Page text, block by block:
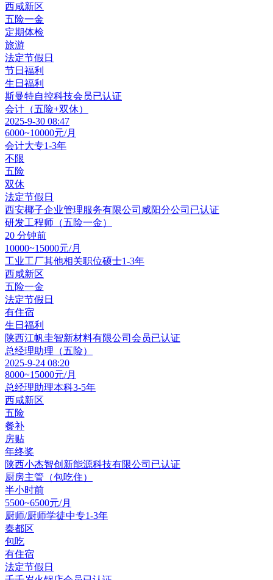
西咸新区
五险一金
定期体检
旅游
法定节假日
节日福利
生日福利
斯曼特自控科技会员已认证
会计（五险+双休）
2025-9-30 08:47
6000~10000元/月
会计大专1-3年
不限
五险
双休
法定节假日
西安椰子企业管理服务有限公司咸阳分公司 已认证
研发工程师（五险一金）
20 分钟前
10000~15000元/月
工业工厂其他相关职位硕士1-3年
西咸新区
五险一金
法定节假日
有住宿
生日福利
陕西江帆圭智新材料有限公司 会员已认证
总经理助理（五险）
2025-9-24 08:20
8000~15000元/月
总经理助理本科3-5年
西咸新区
五险
餐补
房贴
年终奖
陕西小杰智创新能源科技有限公司 已认证
厨房主管（包吃住）
半小时前
5500~6500元/月
厨师/厨师学徒中专1-3年
秦都区
包吃
有住宿
法定节假日